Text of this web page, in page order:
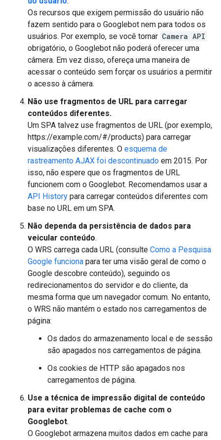
Os recursos que exigem permissão do usuário não
fazem sentido para o Googlebot nem para todos os
usuários. Por exemplo, se você tornar Camera API
obrigatório, o Googlebot não poderá oferecer uma
câmera. Em vez disso, ofereça uma maneira de
acessar o conteúdo sem forçar os usuários a permitir
o acesso à câmera.
Não use fragmentos de URL para carregar
conteúdos diferentes.
Um SPA talvez use fragmentos de URL (por exemplo,
https://example.com/#/products) para carregar
visualizações diferentes. O esquema de
rastreamento AJAX foi descontinuado em 2015. Por
isso, não espere que os fragmentos de URL
funcionem com o Googlebot. Recomendamos usar a
API History para carregar conteúdos diferentes com
base no URL em um SPA.
Não dependa da persistência de dados para
veicular conteúdo.
O WRS carrega cada URL (consulte Como a Pesquisa
Google funciona para ter uma visão geral de como o
Google descobre conteúdo), seguindo os
redirecionamentos do servidor e do cliente, da
mesma forma que um navegador comum. No entanto,
o WRS não mantém o estado nos carregamentos de
página:
Os dados do armazenamento local e de sessão
são apagados nos carregamentos de página.
Os cookies de HTTP são apagados nos
carregamentos de página.
Use a técnica de impressão digital de conteúdo
para evitar problemas de cache com o
Googlebot.
O Googlebot armazena muitos dados em cache para